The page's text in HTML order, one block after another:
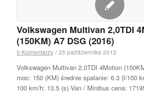
Volkswagen Multivan 2,0TDI
(150KM) A7 DSG (2016)
0 Komentarzy / 25 października 2012
Volkswagen Multivan 2,0TDI 4Motion
moc: 150 (KM) średnie spalanie: 6.3 (l/100
100 km/h: 13.5 (s) Van / Minibus cena: